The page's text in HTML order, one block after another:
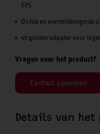
EPS
Dichte en warmtebrugvrije
45 graden-adapter voor
Vragen over het product?
Contact opnemen
Details van het